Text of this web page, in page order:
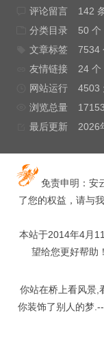
评论留言
142
分类目录
50 个
文章标签
7534
友情链接
24 个
网站运行
4503
浏览总量
最后更新
2026
免责申明：安
了您的权益，请与
本站于2014年4月
望给您更好帮助
你站在桥上看风景,
你装饰了别人的梦